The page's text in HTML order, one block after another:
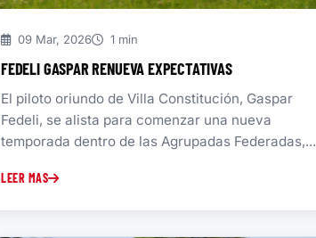
09 Mar, 2026 1 min
FEDELI GASPAR RENUEVA EXPECTATIVAS
El piloto oriundo de Villa Constitución, Gaspar
Fedeli, se alista para comenzar una nueva
temporada dentro de las Agrupadas Federadas,...
LEER MAS